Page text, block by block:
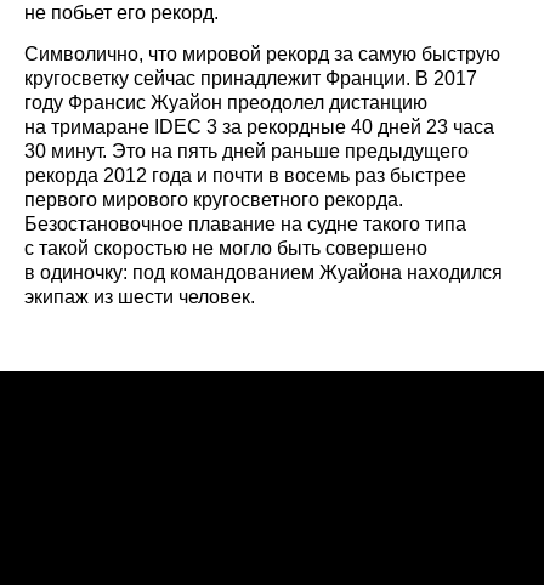
не побьет его рекорд.
Символично, что мировой рекорд за самую быструю
кругосветку сейчас принадлежит Франции. В 2017
году Франсис Жуайон преодолел дистанцию
на тримаране IDEC 3 за рекордные 40 дней 23 часа
30 минут. Это на пять дней раньше предыдущего
рекорда 2012 года и почти в восемь раз быстрее
первого мирового кругосветного рекорда.
Безостановочное плавание на судне такого типа
с такой скоростью не могло быть совершено
в одиночку: под командованием Жуайона находился
экипаж из шести человек.